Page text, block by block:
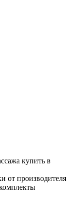
купить в
от производителя